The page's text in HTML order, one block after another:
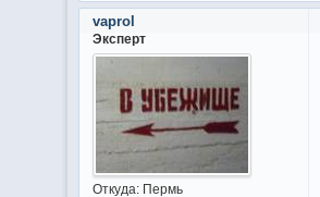
vaprol
Эксперт
Откуда:Пермь